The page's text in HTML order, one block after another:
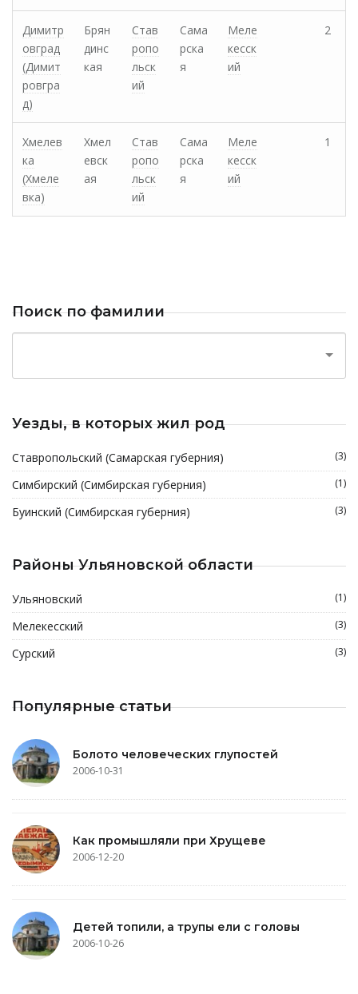
Димитр
овград
(Димит
ровгра
д)
Брян
динс
кая
Став
ропо
льск
ий
Сама
рска
я
Меле
кесск
ий
2
Хмелев
ка
(Хмеле
вка)
Хмел
евск
ая
Став
ропо
льск
ий
Сама
рска
я
Меле
кесск
ий
1
Поиск по фамилии
Уезды, в которых жил род
Ставропольский (Самарская губерния) (3)
Симбирский (Симбирская губерния) (1)
Буинский (Симбирская губерния) (3)
Районы Ульяновской области
Ульяновский (1)
Мелекесский (3)
Сурский (3)
Популярные статьи
Болото человеческих глупостей
2006-10-31
Как промышляли при Хрущеве
2006-12-20
Детей топили, а трупы ели с головы
2006-10-26